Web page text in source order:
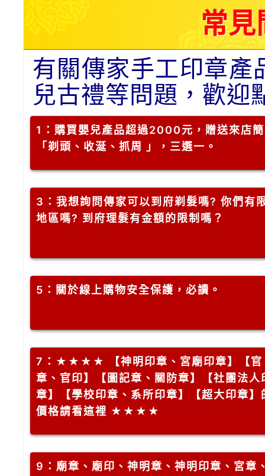
常
有關傳家手工印章產
兒古禮等問題，歡迎
1 ：購買嬰兒產品超過2000元，贈送來店
「剃頭、收涎、抓周 」，三選一。
3 ：我想詢問傳家可以到府剃髮嗎? 你們有
地區嗎? 到府理髮有金額的限制嗎？
5 ：關於線上購物安全保護，必讀。
7 ：★★★★ 【神明印章、宮廟印章】【官
章、官印】【圖記章、關防章】【社團法人
章】【學校印章、系所印章】【超大印章】
價格請看這裡 ★★★★
9 ：廟章、廟印、神明章、神明印章、宮章